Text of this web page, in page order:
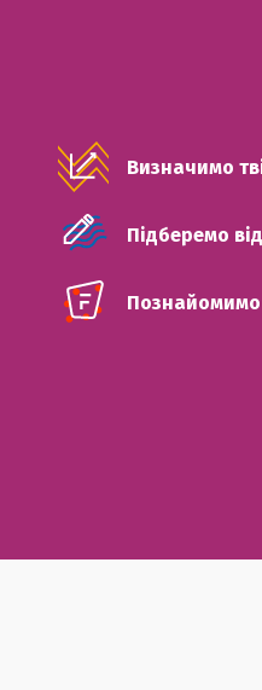
Визначимо
Підберемо
Познайомимо